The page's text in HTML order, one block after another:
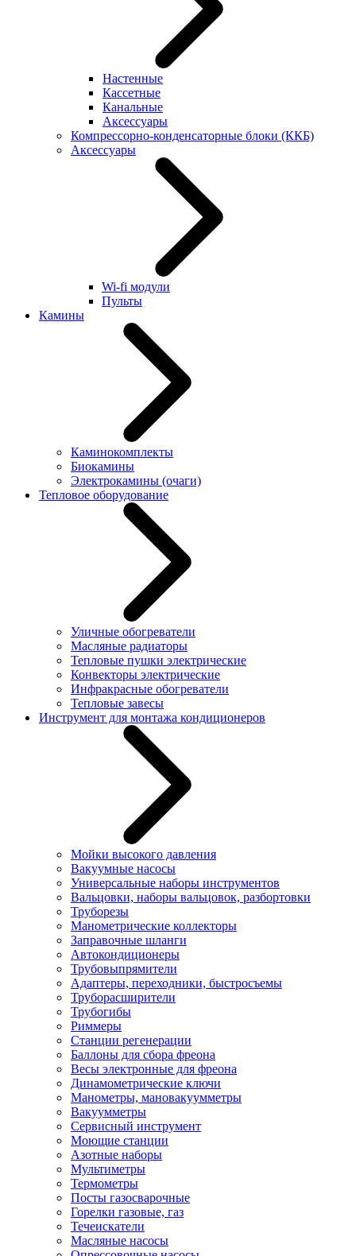
Настенные
Кассетные
Канальные
Аксессуары
Компрессорно-конденсаторные блоки (ККБ)
Аксессуары
Wi-fi модули
Пульты
Камины
Каминокомплекты
Биокамины
Электрокамины (очаги)
Тепловое оборудование
Уличные обогреватели
Масляные радиаторы
Тепловые пушки электрические
Конвекторы электрические
Инфракрасные обогреватели
Тепловые завесы
Инструмент для монтажа кондиционеров
Мойки высокого давления
Вакуумные насосы
Универсальные наборы инструментов
Вальцовки, наборы вальцовок, разбортовки
Труборезы
Манометрические коллекторы
Заправочные шланги
Автокондиционеры
Трубовыпрямители
Адаптеры, переходники, быстросъемы
Труборасширители
Трубогибы
Риммеры
Станции регенерации
Баллоны для сбора фреона
Весы электронные для фреона
Динамометрические ключи
Манометры, мановакуумметры
Вакуумметры
Сервисный инструмент
Моющие станции
Азотные наборы
Мультиметры
Термометры
Посты газосварочные
Горелки газовые, газ
Течеискатели
Масляные насосы